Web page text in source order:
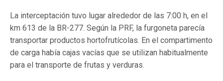
La interceptación tuvo lugar alrededor de las 7:00 h, en el
km 613 de la BR-277. Según la PRF, la furgoneta parecía
transportar productos hortofrutícolas. En el compartimento
de carga había cajas vacías que se utilizan habitualmente
para el transporte de frutas y verduras.